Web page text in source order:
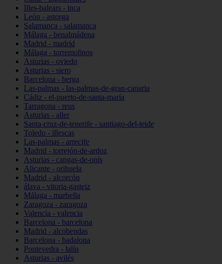
Illes-balears - inca
León - astorga
Salamanca - salamanca
Málaga - benalmádena
Madrid - madrid
Málaga - torremolinos
Asturias - oviedo
Asturias - siero
Barcelona - berga
Las-palmas - las-palmas-de-gran-canaria
Cádiz - el-puerto-de-santa-maría
Tarragona - reus
Asturias - aller
Santa-cruz-de-tenerife - santiago-del-teide
Toledo - illescas
Las-palmas - arrecife
Madrid - torrejón-de-ardoz
Asturias - cangas-de-onís
Alicante - orihuela
Madrid - alcorcón
álava - vitoria-gasteiz
Málaga - marbella
Zaragoza - zaragoza
Valencia - valencia
Barcelona - barcelona
Madrid - alcobendas
Barcelona - badalona
Pontevedra - lalín
Asturias - avilés